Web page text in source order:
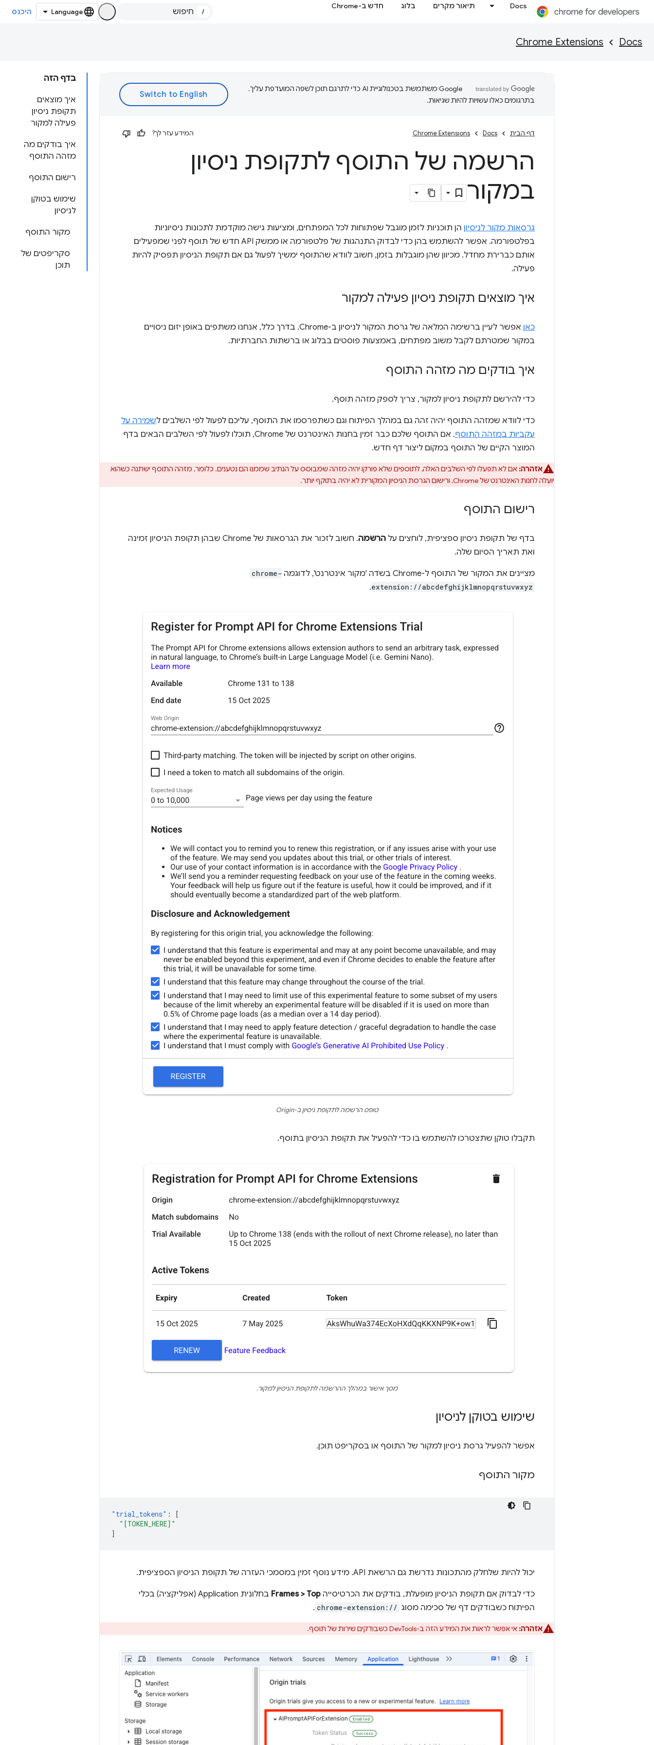
Docs תיאור מקרים בלוג חדש ב-Chrome
/ היכנס
Docs
Chrome Extensions
בדף הזה
איך מוצאים
תקופת ניסיון
פעילה למקור
איך בודקים מה
מזהה התוסף
רישום התוסף
שימוש בטוקן
לניסיון
מקור התוסף
סקריפטים של
תוכן
‫Google משתמשת בטכנולוגיית AI כדי לתרגם תוכן לשפה המועדפת עליך.
בתרגומים כאלו עשויות להיות שגיאות.
דף הבית Docs
Chrome Extensions המידע עזר לך?
הרשמה של התוסף לתקופת ניסיון
במקור
גרסאות מקור לניסיון הן תוכניות לזמן מוגבל שפתוחות לכל המפתחים, ומציעות גישה מוקדמת לתכונות ניסיוניות
בפלטפורמה. אפשר להשתמש בהן כדי לבדוק התנהגות של פלטפורמה או ממשק API חדש של תוסף לפני שמפעילים
אותם כברירת מחדל. מכיוון שהן מוגבלות בזמן, חשוב לוודא שהתוסף ימשיך לפעול גם אם תקופת הניסיון תפסיק להיות
פעילה.
איך מוצאים תקופת ניסיון פעילה למקור
כאן
אפשר לעיין ברשימה המלאה של גרסת המקור לניסיון ב-Chrome. בדרך כלל, אנחנו משתפים באופן יזום ניסויים
במקור שמטרתם לקבל משוב מפתחים, באמצעות פוסטים בבלוג או ברשתות החברתיות.
איך בודקים מה מזהה התוסף
כדי להירשם לתקופת ניסיון למקור, צריך לספק מזהה תוסף.
כדי לוודא שמזהה התוסף יהיה זהה גם במהלך הפיתוח וגם כשתפרסמו את התוסף, עליכם לפעול לפי השלבים לשמירה על
עקביות במזהה התוסף
. אם התוסף שלכם כבר זמין בחנות האינטרנט של Chrome, תוכלו לפעול לפי השלבים הבאים בדף
המוצר הקיים של התוסף במקום ליצור דף חדש.
אזהרה: אם לא תפעלו לפי השלבים האלה, לתוספים שלא פורקו יהיה מזהה שמבוסס על הנתיב שממנו הם נטענים. כלומר, מזהה התוסף ישתנה כשהוא
יועלה לחנות האינטרנט של Chrome, ורישום הגרסת הניסיון המקורית לא יהיה בתוקף יותר.
רישום התוסף
בדף של תקופת ניסיון ספציפית, לוחצים על הרשמה
. חשוב לזכור את הגרסאות של Chrome שבהן תקופת הניסיון זמינה
ואת תאריך הסיום שלה.
מציינים את המקור של התוסף ל-Chrome בשדה 'מקור אינטרנט', לדוגמה
chrome-
extension://abcdefghijklmnopqrstuvwxyz
.
טופס הרשמה לתקופת ניסיון ב-Origin
תקבלו טוקן שתצטרכו להשתמש בו כדי להפעיל את תקופת הניסיון בתוסף.
מסך אישור במהלך ההרשמה לתקופת הניסיון למקור.
שימוש בטוקן לניסיון
אפשר להפעיל גרסת ניסיון למקור של התוסף או בסקריפט תוכן.
מקור התוסף
"trial_tokens" :
[
"[TOKEN_HERE]"
]
יכול להיות שלחלק מהתכונות נדרשת גם הרשאת API. מידע נוסף זמין במסמכי העזרה של תקופת הניסיון הספציפית.
כדי לבדוק אם תקופת הניסיון מופעלת, בודקים את הכרטיסייה Frames > Top
בחלונית Application (אפליקציה) בכלי
הפיתוח כשבודקים דף של סכימה מסוג chrome-extension://
.
אזהרה: אי אפשר לראות את המידע הזה ב-DevTools כשבודקים שירות של תוסף.